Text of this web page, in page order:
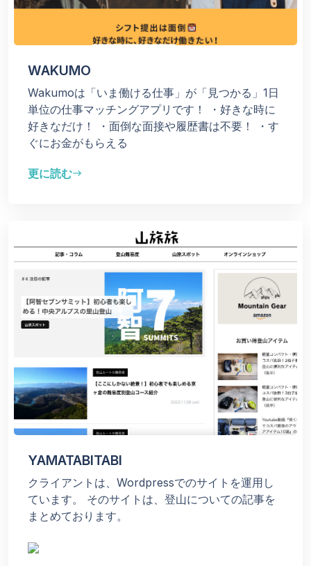
WAKUMO
Wakumoは「いま働ける仕事」が「見つかる」1日
単位の仕事マッチングアプリです！
・好きな時に
好きなだけ！
・面倒な面接や履歴書は不要！
・す
ぐにお金がもらえる
更に読むeast
YAMATABITABI
クライアントは、Wordpressでのサイトを運用し
ています。 そのサイトは、登山についての記事を
まとめております。